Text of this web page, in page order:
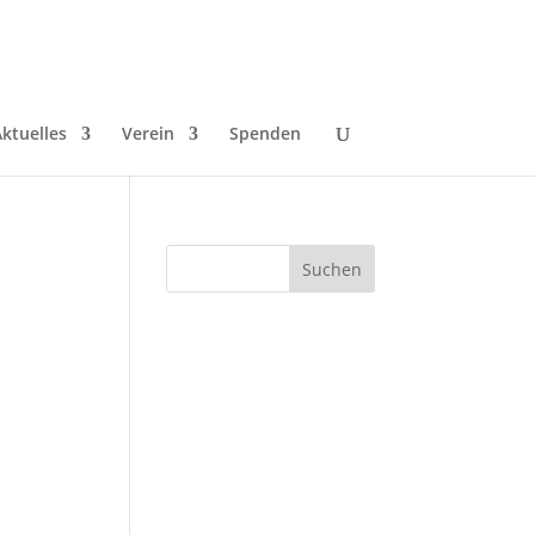
Verein Spenden